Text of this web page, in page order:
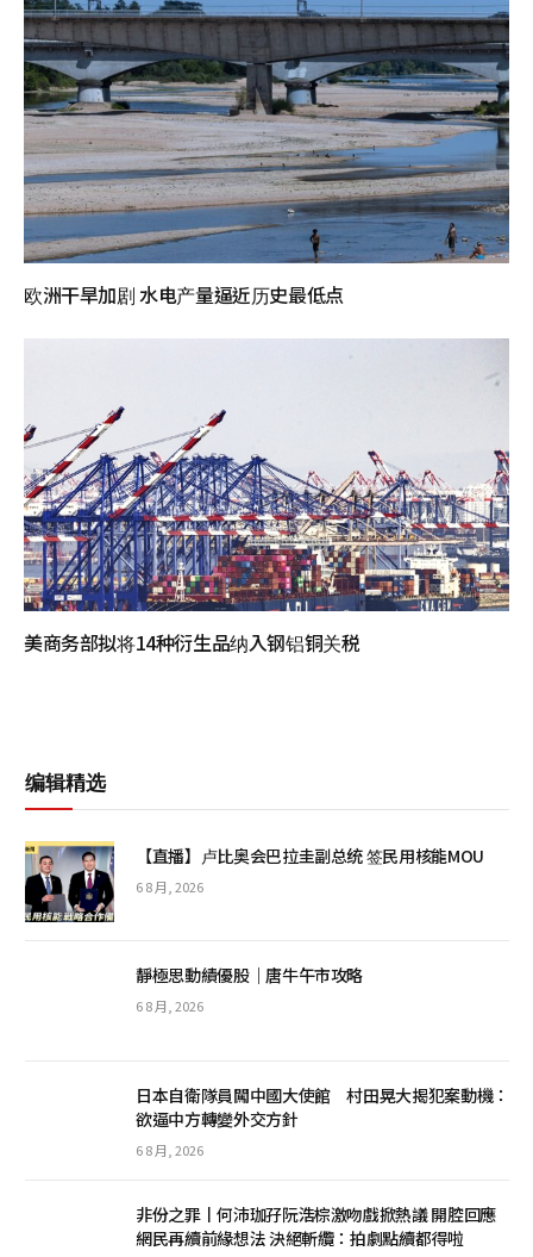
欧洲干旱加剧 水电产量逼近历史最低点
美商务部拟将14种衍生品纳入钢铝铜关税
编辑精选
【直播】卢比奥会巴拉圭副总统 签民用核能MOU
6 8 月, 2026
靜極思動績優股｜唐牛午市攻略
6 8 月, 2026
日本自衛隊員闖中國大使館 村田晃大揭犯案動機：
欲逼中方轉變外交方針
6 8 月, 2026
非份之罪丨何沛珈孖阮浩棕激吻戲掀熱議 開腔回應
網民再續前緣想法 決絕斬纜：拍劇點續都得啦